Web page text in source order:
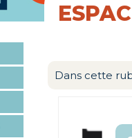
Dans cette